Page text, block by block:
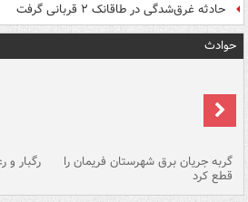
حادثه غرق‌شدگی در طاقانک ۲ قربانی گرفت
حوادث
گربه جریان برق شهرستان فریمان را
قطع کرد
رگبار و